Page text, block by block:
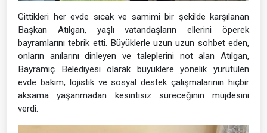
Gittikleri her evde sıcak ve samimi bir şekilde karşılanan
Başkan Atılgan, yaşlı vatandaşların ellerini öperek
bayramlarını tebrik etti. Büyüklerle uzun uzun sohbet eden,
onların anılarını dinleyen ve taleplerini not alan Atılgan,
Bayramiç Belediyesi olarak büyüklere yönelik yürütülen
evde bakım, lojistik ve sosyal destek çalışmalarının hiçbir
aksama yaşanmadan kesintisiz süreceğinin müjdesini
verdi.